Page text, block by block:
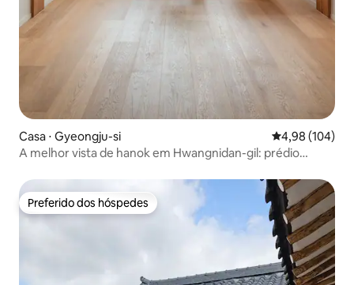
Casa ⋅ Gyeongju-si 4,98 de uma
4,98 (104)
A melhor vista de hanok em Hwangnidan-gil: prédio
Preferido dos hóspedes
Preferido dos hóspedes